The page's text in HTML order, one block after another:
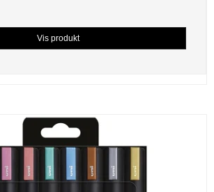
Vis produkt